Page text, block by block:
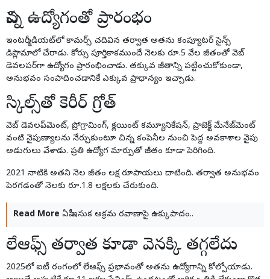
చిన్న ఉద్యోగంతో ప్రారంభం
ఇంటర్మీడియట్‌లో కామర్స్ చదివిన తర్వాత అతను కంప్యూటర్ సైన్స్
డిప్లొమాలో చేరాడు. కోర్సు పూర్తికాకముందే నెలకు రూ.5 వేల జీతంతో వెబ్
డెవలపర్‌గా ఉద్యోగం ప్రారంభించాడు. తక్కువ జీతాన్ని పట్టించుకోకుండా,
అనుభవం సంపాదించడానికే ఎక్కువ ప్రాధాన్యం ఇచ్చాడు.
స్కిల్స్‌తో కెరీర్ గ్రోత్
వెబ్ డెవలప్‌మెంట్, ప్రోగ్రామింగ్, క్లయింట్ కమ్యూనికేషన్, ప్రాజెక్ట్ మేనేజ్‌మెంట్
వంటి నైపుణ్యాలను నేర్చుకుంటూ చిన్న కంపెనీల నుంచి పెద్ద అవకాశాల వైపు
అడుగులు వేశాడు. ప్రతి ఉద్యోగ మార్పుతో జీతం కూడా పెరిగింది.
2021 నాటికి అతని నెల జీతం లక్ష రూపాయలు దాటింది. తర్వాత అనుభవం
పెరగడంతో నెలకు రూ.1.8 లక్షలకు చేరుకుంది.
Read More ఏపీ ఇసుక అక్రమ రవాణాపై ఉక్కుపాదం..
లేఆఫ్స్ తర్వాత కూడా వెనక్కి తగ్గలేదు
2025లో ఐటీ రంగంలో లేఆఫ్స్ ప్రభావంతో అతను ఉద్యోగాన్ని కోల్పోయాడు.